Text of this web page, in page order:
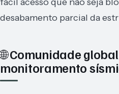
desabamento parcial da
🌐 Comunidade
monitoramento